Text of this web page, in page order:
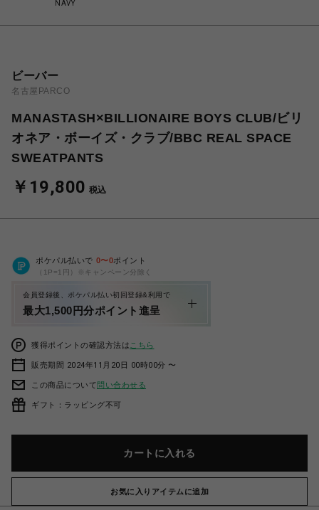
NAVY
ビーバー
名古屋PARCO
MANASTASH×BILLIONAIRE BOYS CLUB/ビリ
オネア・ボーイズ・クラブ/BBC REAL SPACE
SWEATPANTS
￥19,800 税込
ポケパル払いで 0〜0ポイント
（1P=1円）※キャンペーン分除く
会員登録後、ポケパル払い初回登録&利用で
最大1,500円分ポイント進呈
獲得ポイントの確認方法は こちら
販売期間 2024年11月20日 00時00分 〜
この商品について問い合わせる
ギフト：ラッピング不可
カートに入れる
お気に入りアイテムに追加